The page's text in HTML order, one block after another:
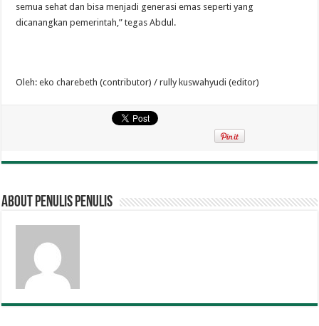
semua sehat dan bisa menjadi generasi emas seperti yang
dicanangkan pemerintah,” tegas Abdul.
Oleh: eko charebeth (contributor) / rully kuswahyudi (editor)
About penulis penulis